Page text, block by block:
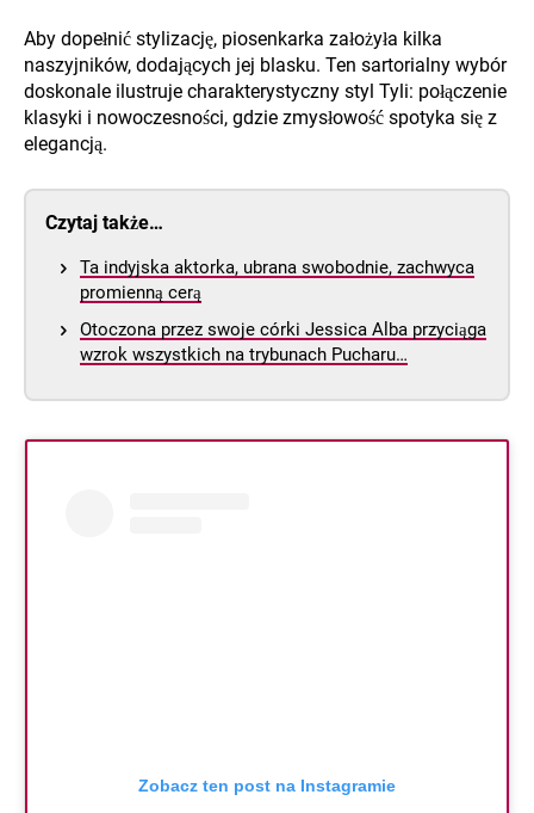
Aby dopełnić stylizację, piosenkarka założyła kilka
naszyjników, dodających jej blasku. Ten sartorialny wybór
doskonale ilustruje charakterystyczny styl Tyli: połączenie
klasyki i nowoczesności, gdzie zmysłowość spotyka się z
elegancją.
Czytaj także…
Ta indyjska aktorka, ubrana swobodnie, zachwyca
promienną cerą
Otoczona przez swoje córki Jessica Alba przyciąga
wzrok wszystkich na trybunach Pucharu…
Zobacz ten post na Instagramie